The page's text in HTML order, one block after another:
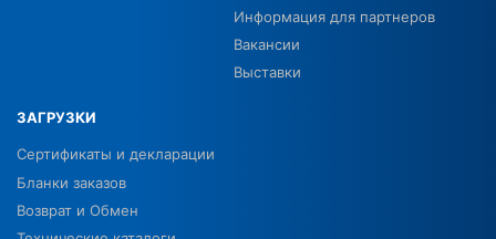
Информация для партнеров
Вакансии
Выставки
ЗАГРУЗКИ
Сертификаты и декларации
Бланки заказов
Возврат и Обмен